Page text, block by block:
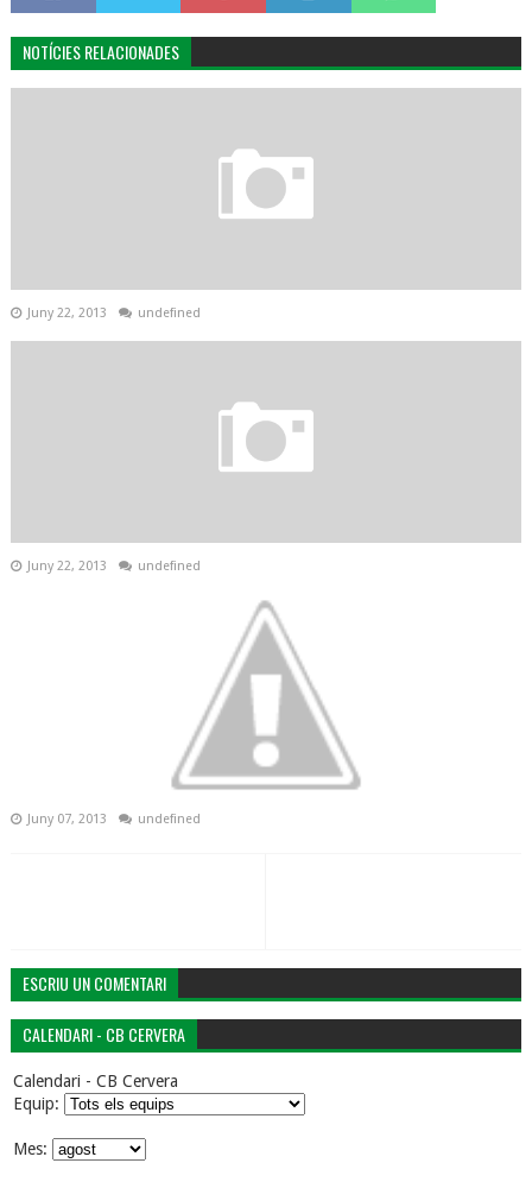
NOTÍCIES RELACIONADES
Juny 22, 2013 undefined
Juny 22, 2013 undefined
Juny 07, 2013 undefined
ESCRIU UN COMENTARI
CALENDARI - CB CERVERA
Calendari - CB Cervera
Equip:
Mes: